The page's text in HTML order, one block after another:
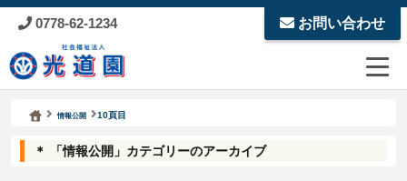
0778-62-1234 お問い合わせ
社会福祉法人 光道園
情報公開 10頁目
＊ 「情報公開」カテゴリーのアーカイブ